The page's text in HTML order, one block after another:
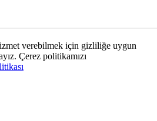
verebilmek için gizliliğe uygun
Çerez politikamızı